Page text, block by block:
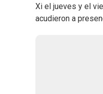
Xi el jueves y el
acudieron a